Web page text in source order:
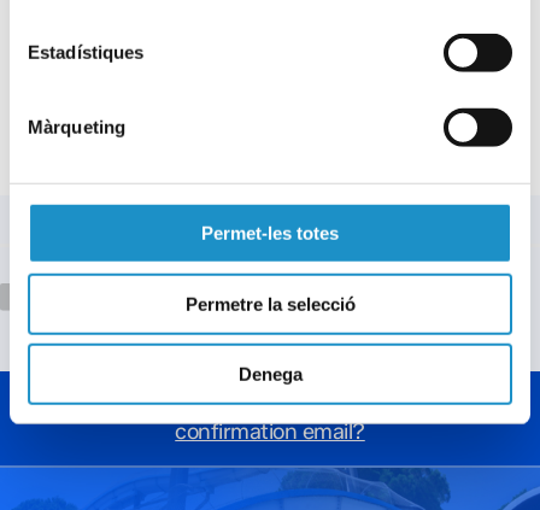
Estadístiques
Màrqueting
Permet-les totes
Permetre la selecció
Denega
Secure purchase
What should I do if I haven't received the
confirmation email?